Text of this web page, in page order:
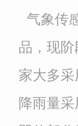
气象传
品，现
家大多采
降雨量